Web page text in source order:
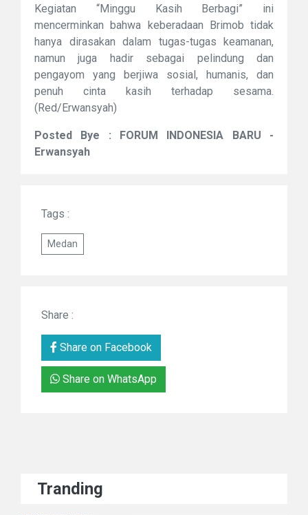
Kegiatan “Minggu Kasih Berbagi” ini
mencerminkan bahwa keberadaan Brimob tidak
hanya dirasakan dalam tugas-tugas keamanan,
namun juga hadir sebagai pelindung dan
pengayom yang berjiwa sosial, humanis, dan
penuh cinta kasih terhadap sesama.
(Red/Erwansyah)
Posted Bye : FORUM INDONESIA BARU -
Erwansyah
Tags :
Medan
Share :
Share on Facebook
Share on WhatsApp
Tranding